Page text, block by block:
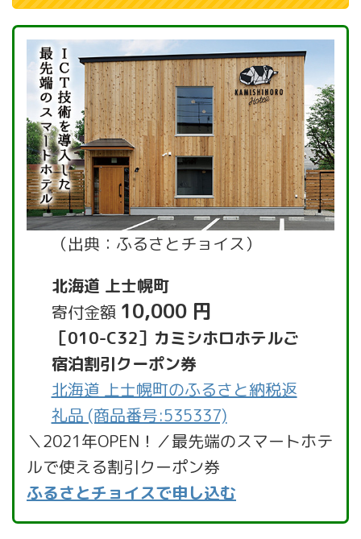
（出典：ふるさとチョイス）
北海道 上士幌町
寄付金額 10,000 円
［010-C32］カミシホロホテルご
宿泊割引クーポン券
北海道 上士幌町のふるさと納税返
礼品 (商品番号:535337)
＼2021年OPEN！／最先端のスマートホテ
ルで使える割引クーポン券
ふるさとチョイスで申し込む